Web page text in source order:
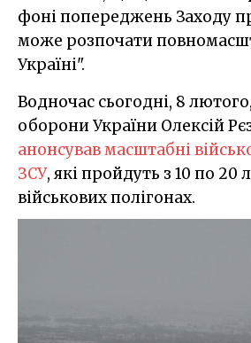
фоні попереджень Заходу
може розпочати
Україні".
Водночас сьогодні, 8
оборони України Олексій
анонсував масштабні
ЗСУ, які пройдуть з 10 по 20
військових полігонах.